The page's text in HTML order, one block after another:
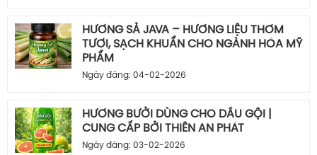
HƯƠNG SẢ JAVA – HƯƠNG LIỆU THƠM
TƯƠI, SẠCH KHUẨN CHO NGÀNH HÓA MỸ
PHẨM
Ngày đăng: 04-02-2026
HƯƠNG BƯỞI DÙNG CHO DẦU GỘI |
CUNG CẤP BỞI THIÊN AN PHÁT
Ngày đăng: 03-02-2026